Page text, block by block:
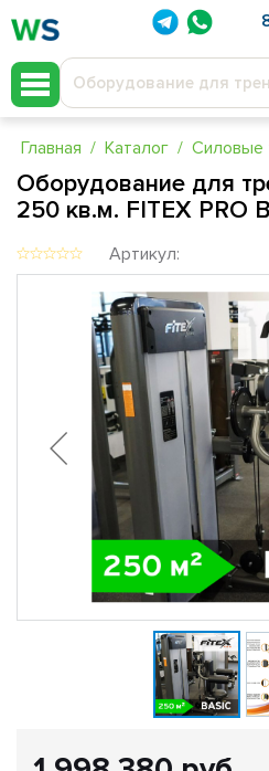
Главная Каталог Силовые
Оборудование для
250 кв.м. FITEX PRO
Артикул: